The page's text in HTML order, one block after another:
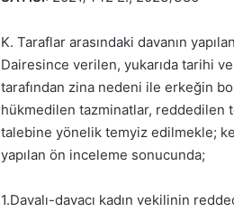
K. Taraflar arasındaki davanın
Dairesince verilen, yukarıda tarihi
tarafından zina nedeni ile erkeğin
hükmedilen tazminatlar, reddedilen
talebine yönelik temyiz edilmekle;
yapılan ön inceleme sonucunda;
1.Davalı-davacı kadın vekilinin